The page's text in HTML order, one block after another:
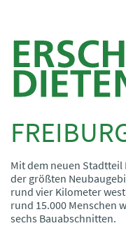
Mit dem neuen
der größten
rund vier Kilometer
rund 15.000 Menschen
sechs Bauabschnitten.